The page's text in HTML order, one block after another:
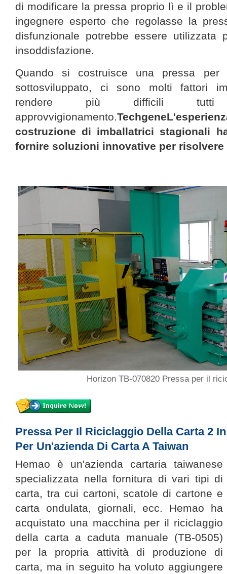
di modificare la pressa proprio lì e il
ingegnere esperto che regolasse la
disfunzionale potrebbe essere
insoddisfazione.
Quando si costruisce una pressa
sottosviluppato, ci sono molti fattori
rendere più difficili
approvvigionamento.
costruzione di imballatrici stagionali
fornire soluzioni innovative per
Horizon TB-070820 Pressa per il
Pressa Per Il Riciclaggio Della Carta 2
Per Un'azienda Di Carta A Taiwan
Hemao è un'azienda cartaria taiwanese
specializzata nella fornitura di vari tipi di
carta, tra cui cartoni, scatole di cartone e
carta ondulata, giornali, ecc. Hemao ha
acquistato una macchina per il riciclaggio
della carta a caduta manuale (TB-0505)
per la propria attività di produzione di
carta, ma in seguito ha voluto aggiungere